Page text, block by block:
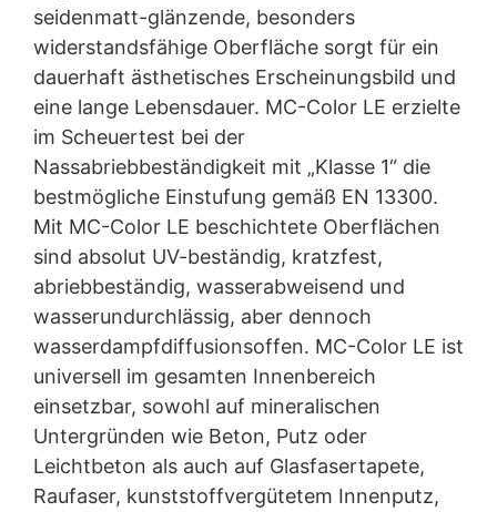
seidenmatt-glänzende, besonders
widerstandsfähige Oberfläche sorgt für ein
dauerhaft ästhetisches Erscheinungsbild und
eine lange Lebensdauer. MC-Color LE erzielte
im Scheuertest bei der
Nassabriebbeständigkeit mit „Klasse 1“ die
bestmögliche Einstufung gemäß EN 13300.
Mit MC-Color LE beschichtete Oberflächen
sind absolut UV-beständig, kratzfest,
abriebbeständig, wasserabweisend und
wasserundurchlässig, aber dennoch
wasserdampfdiffusionsoffen. MC-Color LE ist
universell im gesamten Innenbereich
einsetzbar, sowohl auf mineralischen
Untergründen wie Beton, Putz oder
Leichtbeton als auch auf Glasfasertapete,
Raufaser, kunststoffvergütetem Innenputz,